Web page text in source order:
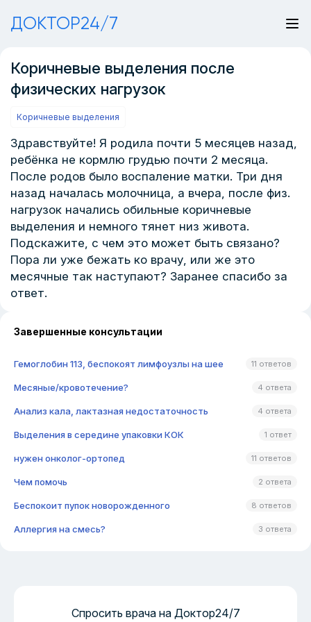
ДОКТОР24/7
Коричневые выделения после
физических нагрузок
Коричневые выделения
Здравствуйте! Я родила почти 5 месяцев назад,
ребёнка не кормлю грудью почти 2 месяца.
После родов было воспаление матки. Три дня
назад началась молочница, а вчера, после физ.
нагрузок начались обильные коричневые
выделения и немного тянет низ живота.
Подскажите, с чем это может быть связано?
Пора ли уже бежать ко врачу, или же это
месячные так наступают? Заранее спасибо за
ответ.
Завершенные консультации
Гемоглобин 113, беспокоят лимфоузлы на шее 11 ответов
Месяные/кровотечение? 4 ответа
Анализ кала, лактазная недостаточность 4 ответа
Выделения в середине упаковки КОК 1 ответ
нужен онколог-ортопед 11 ответов
Чем помочь 2 ответа
Беспокоит пупок новорожденного 8 ответов
Аллергия на смесь? 3 ответа
Спросить врача на Доктор24/7